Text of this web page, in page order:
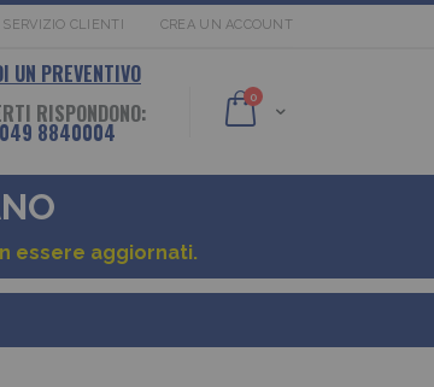
SERVIZIO CLIENTI CREA UN ACCOUNT
Cart
0elementi
UN PREVENTIVO
RISPONDONO:
8840004
essere aggiornati.